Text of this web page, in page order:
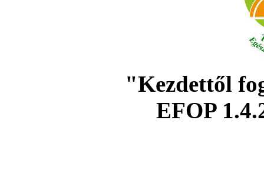
"Kezdettől
EFOP